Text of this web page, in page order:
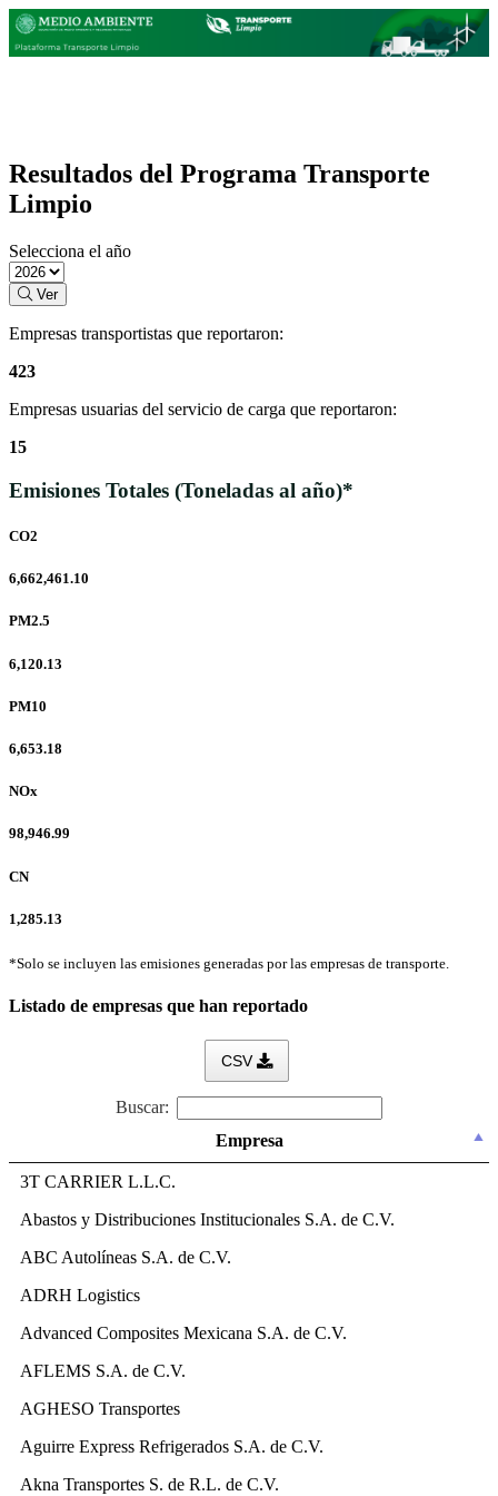
Resultados del Programa Transporte
Limpio
Selecciona el año
Ver
Empresas transportistas que reportaron:
423
Empresas usuarias del servicio de carga que reportaron:
15
Emisiones Totales (Toneladas al año)*
CO2
6,662,461.10
PM2.5
6,120.13
PM10
6,653.18
NOx
98,946.99
CN
1,285.13
*Solo se incluyen las emisiones generadas por las empresas de transporte.
Listado de empresas que han reportado
CSV
Buscar:
Empresa
3T CARRIER L.L.C.
Abastos y Distribuciones Institucionales S.A. de C.V.
ABC Autolíneas S.A. de C.V.
ADRH Logistics
Advanced Composites Mexicana S.A. de C.V.
AFLEMS S.A. de C.V.
AGHESO Transportes
Aguirre Express Refrigerados S.A. de C.V.
Akna Transportes S. de R.L. de C.V.